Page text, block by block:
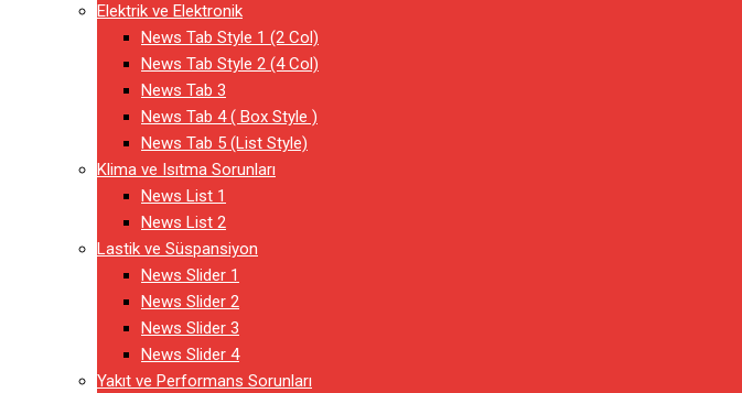
Elektrik ve Elektronik
News Tab Style 1 (2 Col)
News Tab Style 2 (4 Col)
News Tab 3
News Tab 4 ( Box Style )
News Tab 5 (List Style)
Klima ve Isıtma Sorunları
News List 1
News List 2
Lastik ve Süspansiyon
News Slider 1
News Slider 2
News Slider 3
News Slider 4
Yakıt ve Performans Sorunları